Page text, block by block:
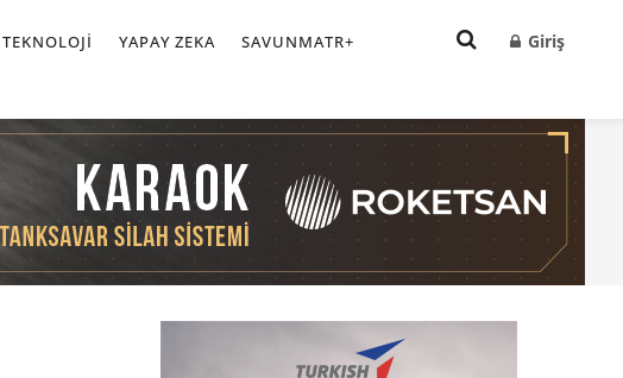
TEKNOLOJI YAPAY ZEKA SAVUNMATR+ Giriş